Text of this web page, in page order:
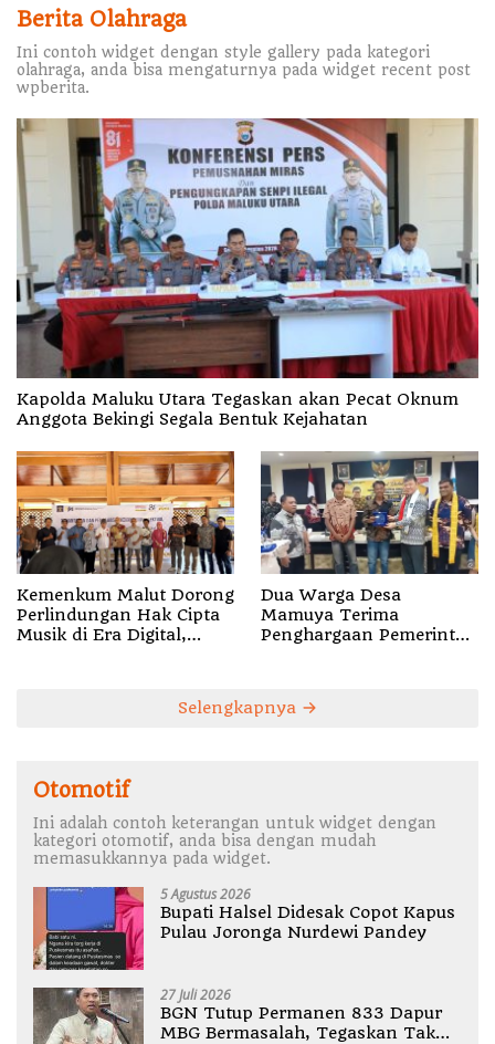
Berita Olahraga
Ini contoh widget dengan style gallery pada kategori
olahraga, anda bisa mengaturnya pada widget recent post
wpberita.
Kapolda Maluku Utara Tegaskan akan Pecat Oknum
Anggota Bekingi Segala Bentuk Kejahatan
Kemenkum Malut Dorong
Perlindungan Hak Cipta
Musik di Era Digital,
Dua Warga Desa
Mamuya Terima
Penghargaan Pemerintah
Selengkapnya
Otomotif
Ini adalah contoh keterangan untuk widget dengan
kategori otomotif, anda bisa dengan mudah
memasukkannya pada widget.
5 Agustus 2026
Bupati Halsel Didesak Copot Kapus
Pulau Joronga Nurdewi Pandey
27 Juli 2026
BGN Tutup Permanen 833 Dapur
MBG Bermasalah, Tegaskan Tak